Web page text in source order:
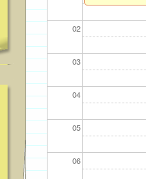
02
03
04
05
06